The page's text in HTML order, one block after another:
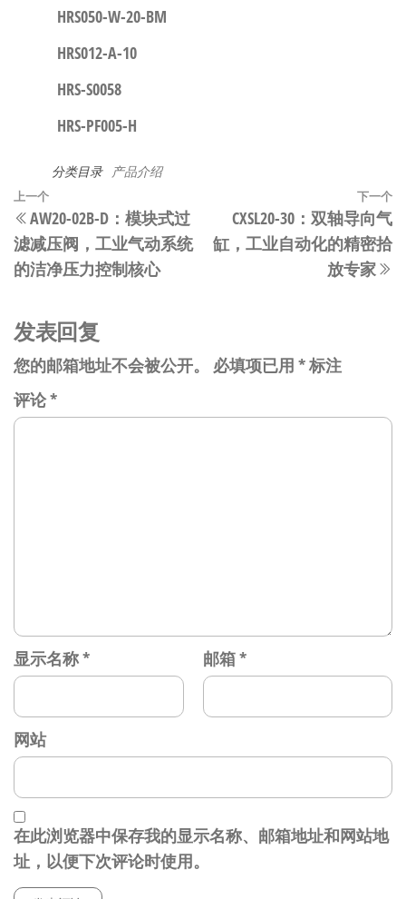
HRS050-W-20-BM
HRS012-A-10
HRS-S0058
HRS-PF005-H
分类目录 产品介绍
文
章
导
上
一
篇
文
上一个
AW20-02B-D：模块式过
滤减压阀，工业气动系统
的洁净压力控制核心
下一个
CXSL20-30：双轴导向气
缸，工业自动化的精密拾
放专家
发表回复
您的邮箱地址不会被公开。 必填项已用 *标注
评论*
显示名称* 邮箱*
网站
在此浏览器中保存我的显示名称、邮箱地址和网站地
址，以便下次评论时使用。